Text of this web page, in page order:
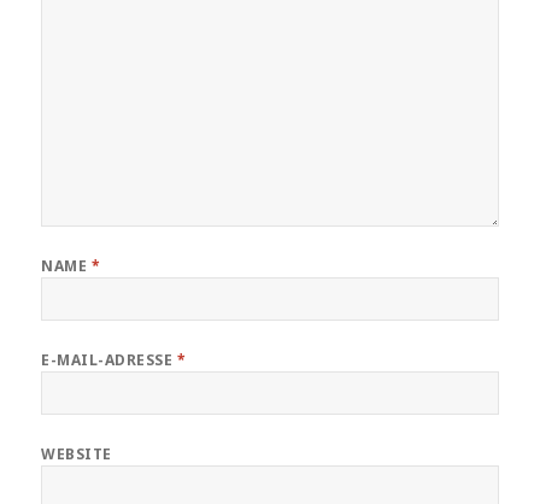
NAME *
E-MAIL-ADRESSE *
WEBSITE